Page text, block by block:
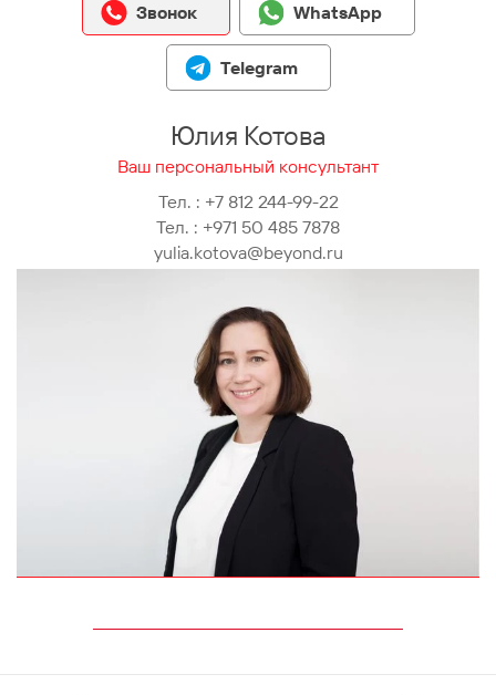
Звонок WhatsApp
Telegram
Юлия Котова
Ваш персональный консультант
Тел. : +7 812 244-99-22
Тел. : +971 50 485 7878
yulia.kotova@beyond.ru